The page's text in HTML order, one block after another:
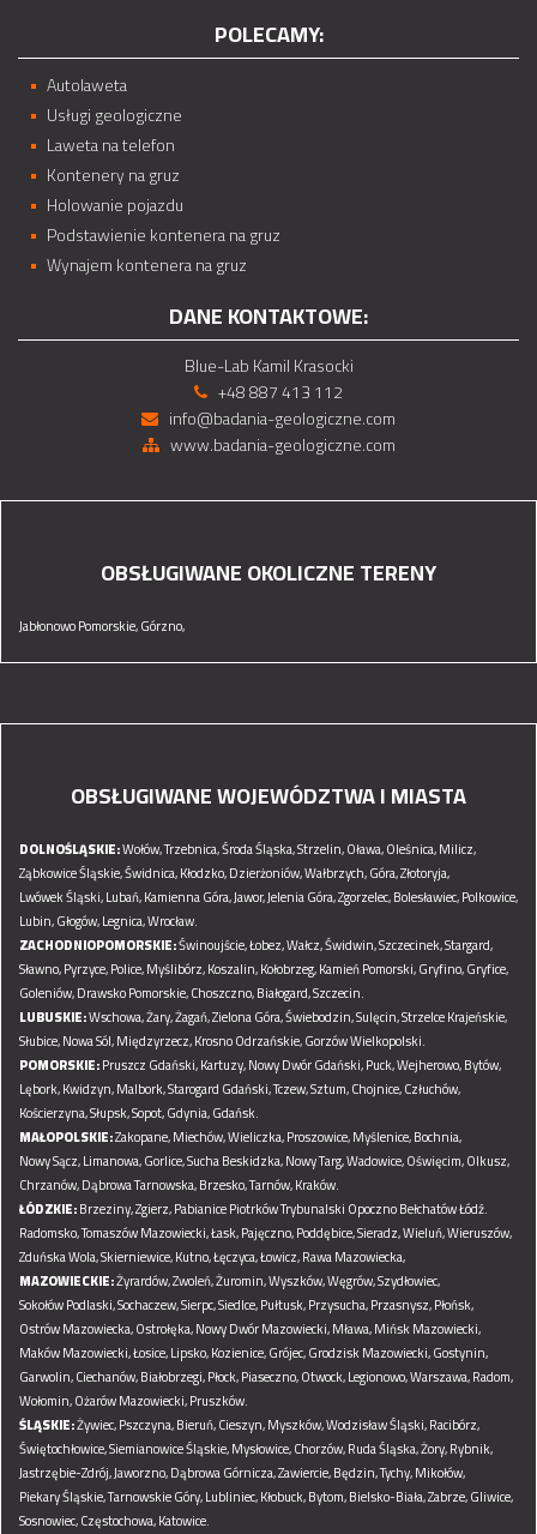
POLECAMY:
Autolaweta
Usługi geologiczne
Laweta na telefon
Kontenery na gruz
Holowanie pojazdu
Podstawienie kontenera na gruz
Wynajem kontenera na gruz
DANE KONTAKTOWE:
Blue-Lab Kamil Krasocki
+48 887 413 112
info@badania-geologiczne.com
www.badania-geologiczne.com
OBSŁUGIWANE OKOLICZNE TERENY
Jabłonowo Pomorskie,Górzno,
OBSŁUGIWANE WOJEWÓDZTWA I MIASTA
DOLNOŚLĄSKIE:Wołów,Trzebnica,Środa Śląska,Strzelin,Oława,Oleśnica,Milicz,
Ząbkowice Śląskie,Świdnica,Kłodzko,Dzierżoniów,Wałbrzych,Góra,Złotoryja,
Lwówek Śląski,Lubań,Kamienna Góra,Jawor,Jelenia Góra,Zgorzelec,Bolesławiec,Polkowice,
Lubin,Głogów,Legnica,Wrocław.
ZACHODNIOPOMORSKIE:Świnoujście,Łobez,Wałcz,Świdwin,Szczecinek,Stargard,
Sławno,Pyrzyce,Police,Myślibórz,Koszalin,Kołobrzeg,Kamień Pomorski,Gryfino,Gryfice,
Goleniów,Drawsko Pomorskie,Choszczno,Białogard,Szczecin.
LUBUSKIE:Wschowa,Żary,Żagań,Zielona Góra,Świebodzin,Sulęcin,Strzelce Krajeńskie,
Słubice,Nowa Sól,Międzyrzecz,Krosno Odrzańskie,Gorzów Wielkopolski.
POMORSKIE:Pruszcz Gdański,Kartuzy,Nowy Dwór Gdański,Puck,Wejherowo,Bytów,
Lębork,Kwidzyn,Malbork,Starogard Gdański,Tczew,Sztum,Chojnice,Człuchów,
Kościerzyna,Słupsk,Sopot,Gdynia,Gdańsk.
MAŁOPOLSKIE:Zakopane,Miechów,Wieliczka,Proszowice,Myślenice,Bochnia,
Nowy Sącz,Limanowa,Gorlice,Sucha Beskidzka,Nowy Targ,Wadowice,Oświęcim,Olkusz,
Chrzanów,Dąbrowa Tarnowska,Brzesko,Tarnów,Kraków.
ŁÓDZKIE:Brzeziny,Zgierz,PabianicePiotrków Trybunalski OpocznoBełchatówŁódź.
Radomsko,Tomaszów Mazowiecki,Łask,Pajęczno,Poddębice,Sieradz,Wieluń,Wieruszów,
Zduńska Wola,Skierniewice,Kutno,Łęczyca,Łowicz,Rawa Mazowiecka,
MAZOWIECKIE:Żyrardów,Zwoleń,Żuromin,Wyszków,Węgrów,Szydłowiec,
Sokołów Podlaski,Sochaczew,Sierpc,Siedlce,Pułtusk,Przysucha,Przasnysz,Płońsk,
Ostrów Mazowiecka,Ostrołęka,Nowy Dwór Mazowiecki,Mława,Mińsk Mazowiecki,
Maków Mazowiecki,Łosice,Lipsko,Kozienice,Grójec,Grodzisk Mazowiecki,Gostynin,
Garwolin,Ciechanów,Białobrzegi,Płock,Piaseczno,Otwock,Legionowo,Warszawa,Radom,
Wołomin,Ożarów Mazowiecki,Pruszków.
ŚLĄSKIE:Żywiec,Pszczyna,Bieruń,Cieszyn,Myszków,Wodzisław Śląski,Racibórz,
Świętochłowice,Siemianowice Śląskie,Mysłowice,Chorzów,Ruda Śląska,Żory,Rybnik,
Jastrzębie-Zdrój,Jaworzno,Dąbrowa Górnicza,Zawiercie,Będzin,Tychy,Mikołów,
Piekary Śląskie,Tarnowskie Góry,Lubliniec,Kłobuck,Bytom,Bielsko-Biała,Zabrze,Gliwice,
Sosnowiec,Częstochowa,Katowice.